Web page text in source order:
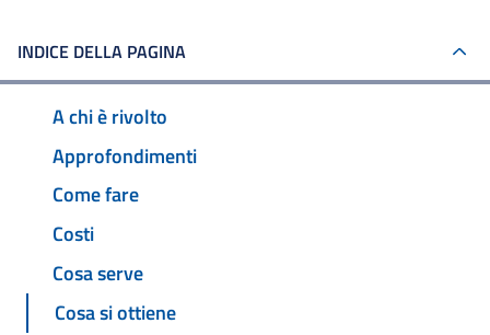
INDICE DELLA PAGINA
A chi è rivolto
Approfondimenti
Come fare
Costi
Cosa serve
Cosa si ottiene